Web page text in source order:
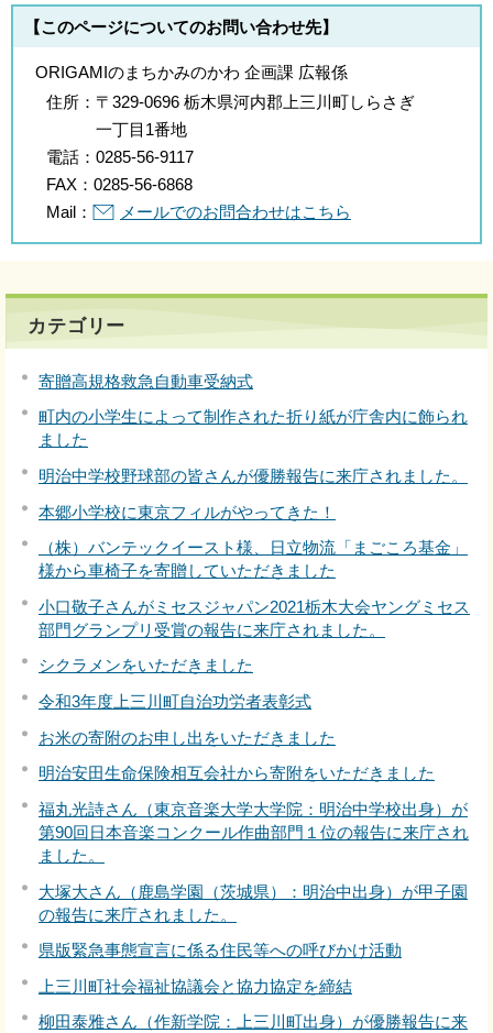
【このページについてのお問い合わせ先】
ORIGAMIのまちかみのかわ 企画課 広報係
住所： 〒329-0696 栃木県河内郡上三川町しらさぎ
一丁目1番地
電話： 0285-56-9117
FAX： 0285-56-6868
Mail：
メールでのお問合わせはこちら
カテゴリー
寄贈高規格救急自動車受納式
町内の小学生によって制作された折り紙が庁舎内に飾られ
ました
明治中学校野球部の皆さんが優勝報告に来庁されました。
本郷小学校に東京フィルがやってきた！
（株）バンテックイースト様、日立物流「まごころ基金」
様から車椅子を寄贈していただきました
小口敬子さんがミセスジャパン2021栃木大会ヤングミセス
部門グランプリ受賞の報告に来庁されました。
シクラメンをいただきました
令和3年度上三川町自治功労者表彰式
お米の寄附のお申し出をいただきました
明治安田生命保険相互会社から寄附をいただきました
福丸光詩さん（東京音楽大学大学院：明治中学校出身）が
第90回日本音楽コンクール作曲部門１位の報告に来庁され
ました。
大塚大さん（鹿島学園（茨城県）：明治中出身）が甲子園
の報告に来庁されました。
県版緊急事態宣言に係る住民等への呼びかけ活動
上三川町社会福祉協議会と協力協定を締結
柳田泰雅さん（作新学院：上三川町出身）が優勝報告に来